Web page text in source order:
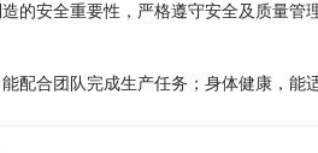
的安全重要性，严格遵守安全及质量管
配合团队完成生产任务；身体健康，能